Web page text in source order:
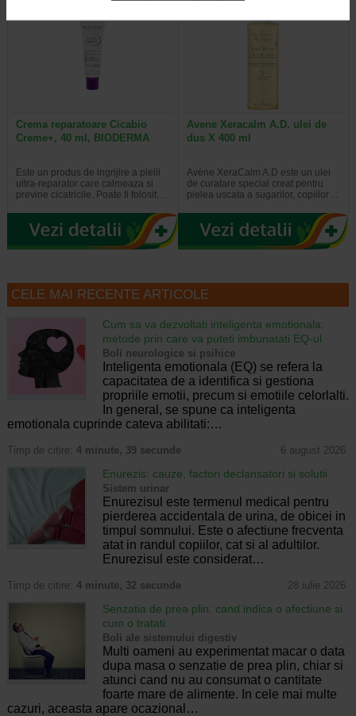
Crema reparatoare Cicabio
Creme+, 40 ml, BIODERMA
Este un produs de ingrijire a pielii
ultra-reparator care calmeaza si
previne cicatricile. Poate fi folosit…
Avene Xeracalm A.D. ulei de
dus X 400 ml
Avène XeraCalm A.D este un ulei
de curatare special creat pentru
pielea uscata a sugarilor, copiilor…
CELE MAI RECENTE ARTICOLE
Cum sa va dezvoltati inteligenta emotionala:
metode prin care va puteti imbunatati EQ-ul
Boli neurologice si psihice
Inteligenta emotionala (EQ) se refera la
capacitatea de a identifica si gestiona
propriile emotii, precum si emotiile celorlalti.
In general, se spune ca inteligenta
emotionala cuprinde cateva abilitati:…
Timp de citire: 4 minute, 39 secunde 6 august 2026
Enurezis: cauze, factori declansatori si solutii
Sistem urinar
Enurezisul este termenul medical pentru
pierderea accidentala de urina, de obicei in
timpul somnului. Este o afectiune frecventa
atat in randul copiilor, cat si al adultilor.
Enurezisul este considerat…
Timp de citire: 4 minute, 32 secunde 28 iulie 2026
Senzatia de prea plin: cand indica o afectiune si
cum o tratati
Boli ale sistemului digestiv
Multi oameni au experimentat macar o data
dupa masa o senzatie de prea plin, chiar si
atunci cand nu au consumat o cantitate
foarte mare de alimente. In cele mai multe
cazuri, aceasta apare ocazional…